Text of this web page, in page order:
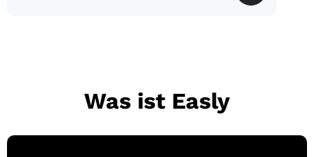
Was ist Easly